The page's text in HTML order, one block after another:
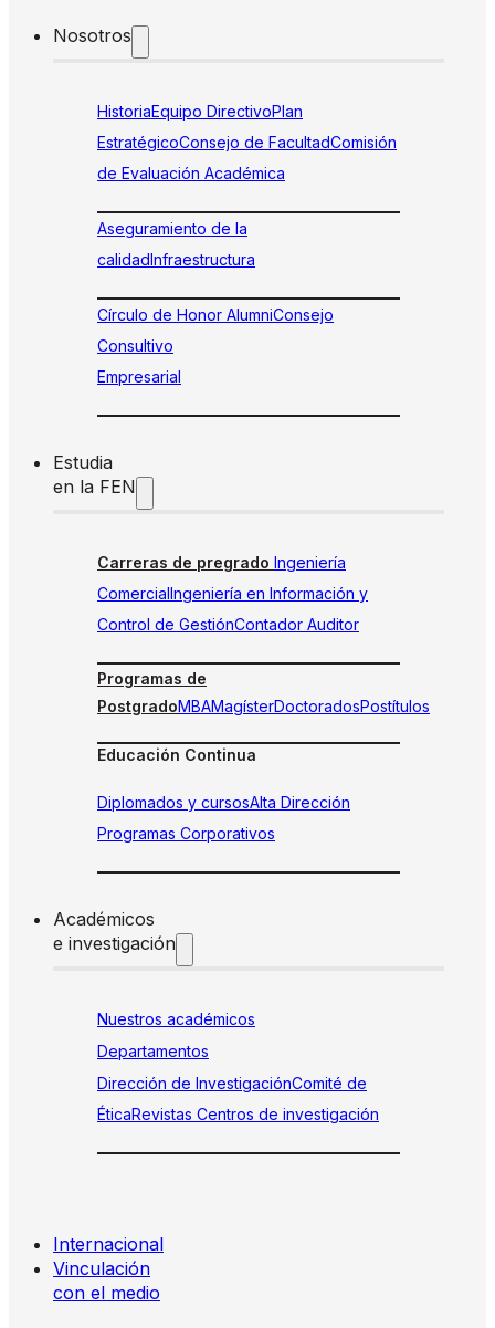
Nosotros
HistoriaEquipo DirectivoPlan
EstratégicoConsejo de FacultadComisión
de Evaluación Académica
Aseguramiento de la
calidadInfraestructura
Círculo de Honor AlumniConsejo
Consultivo
Empresarial
Estudia
en la FEN
Carreras de pregrado Ingeniería
ComercialIngeniería en Información y
Control de GestiónContador Auditor
Programas de
PostgradoMBAMagísterDoctoradosPostítulos
Educación Continua
Diplomados y cursosAlta Dirección
Programas Corporativos
Académicos
e investigación
Nuestros académicos
Departamentos
Dirección de InvestigaciónComité de
ÉticaRevistas Centros de investigación
Internacional
Vinculación
con el medio